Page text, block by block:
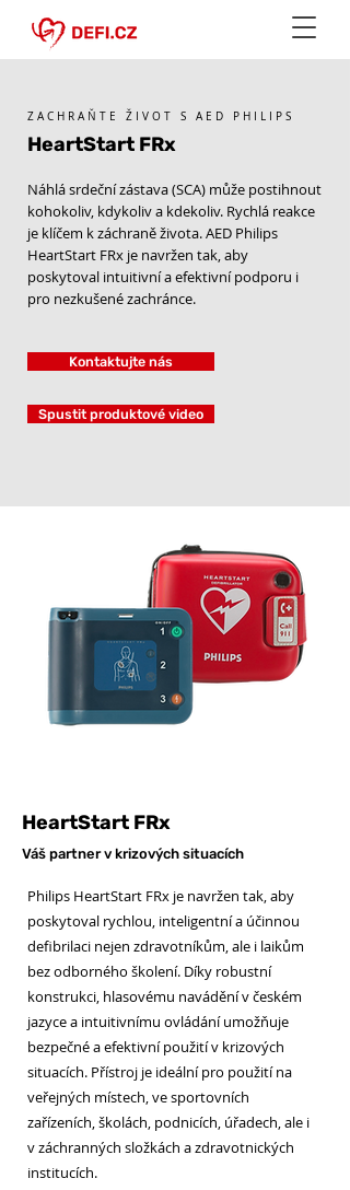
ZACHRAŇTE ŽIVOT S AED PHILIPS
HeartStart FRx
Náhlá srdeční zástava (SCA) může postihnout
kohokoliv, kdykoliv a kdekoliv. Rychlá reakce
je klíčem k záchraně života. AED Philips
HeartStart FRx je navržen tak, aby
poskytoval intuitivní a efektivní podporu i
pro nezkušené zachránce.
Kontaktujte nás
Spustit produktové video
HeartStart FRx
Váš partner v krizových situacích
Philips HeartStart FRx je navržen tak, aby
poskytoval rychlou, inteligentní a účinnou
defibrilaci nejen zdravotníkům, ale i laikům
bez odborného školení. Díky robustní
konstrukci, hlasovému navádění v českém
jazyce a intuitivnímu ovládání umožňuje
bezpečné a efektivní použití v krizových
situacích. Přístroj je ideální pro použití na
veřejných místech, ve sportovních
zařízeních, školách, podnicích, úřadech, ale i
v záchranných složkách a zdravotnických
institucích.